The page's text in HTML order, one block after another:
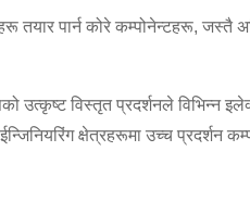
तयार पार्न कोरे कम्पोनेन्टहरू,
विस्तृत प्रदर्शनले विभिन्न
क्षेत्रहरूमा उच्च प्रदर्शन